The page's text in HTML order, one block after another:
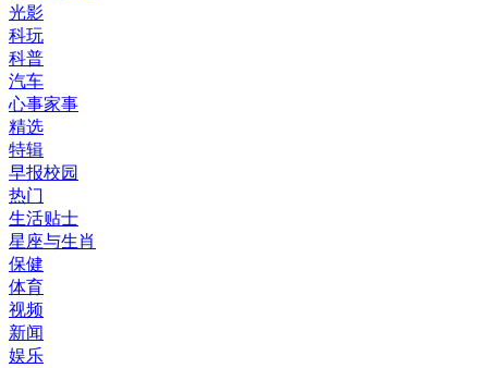
光影
科玩
科普
汽车
心事家事
精选
特辑
早报校园
热门
生活贴士
星座与生肖
保健
体育
视频
新闻
娱乐